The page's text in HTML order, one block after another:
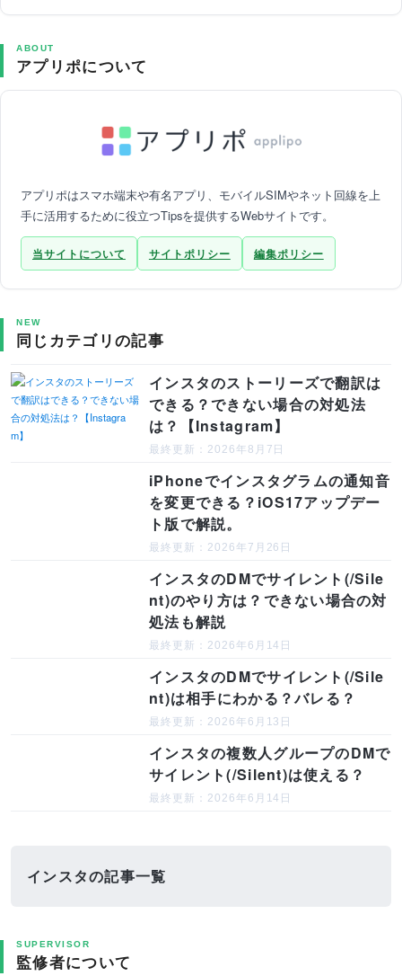
ABOUT
アプリポについて
アプリポはスマホ端末や有名アプリ、モバイルSIMやネット回線を上
手に活用するために役立つTipsを提供するWebサイトです。
当サイトについて サイトポリシー 編集ポリシー
NEW
同じカテゴリの記事
インスタのストーリーズで翻訳は
できる？できない場合の対処法
は？【Instagram】
最終更新：2026年8月7日
iPhoneでインスタグラムの通知音
を変更できる？iOS17アップデー
ト版で解説。
最終更新：2026年7月26日
インスタのDMでサイレント(/Sile
nt)のやり方は？できない場合の対
処法も解説
最終更新：2026年6月14日
インスタのDMでサイレント(/Sile
nt)は相手にわかる？バレる？
最終更新：2026年6月13日
インスタの複数人グループのDMで
サイレント(/Silent)は使える？
最終更新：2026年6月14日
インスタの記事一覧
SUPERVISOR
監修者について